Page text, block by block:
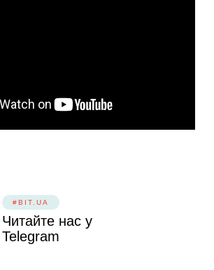
#BIT.UA
Читайте нас у
Telegram